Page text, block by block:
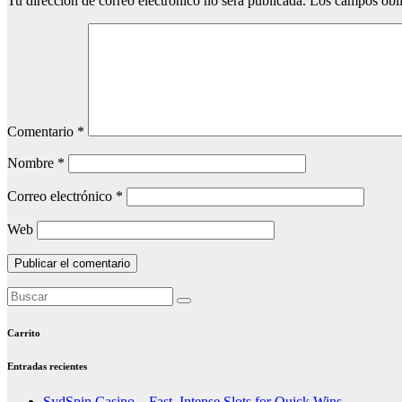
Comentario *
Nombre *
Correo electrónico *
Web
Carrito
Entradas recientes